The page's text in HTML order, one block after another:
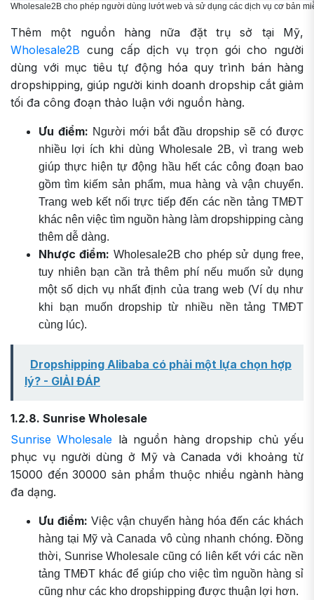
Wholesale2B cho phép người dùng lướt web và sử dụng các dịch vụ cơ bản
Thêm một nguồn hàng nữa đặt trụ sở tại Mỹ,
Wholesale2B cung cấp dịch vụ trọn gói cho người
dùng với mục tiêu tự động hóa quy trình bán hàng
dropshipping, giúp người kinh doanh dropship cắt giảm
tối đa công đoạn thảo luận với nguồn hàng.
Ưu điểm: Người mới bắt đầu dropship sẽ có được
nhiều lợi ích khi dùng Wholesale 2B, vì trang web
giúp thực hiện tự động hầu hết các công đoạn bao
gồm tìm kiếm sản phẩm, mua hàng và vận chuyển.
Trang web kết nối trực tiếp đến các nền tảng TMĐT
khác nên việc tìm nguồn hàng làm dropshipping càng
thêm dễ dàng.
Nhược điểm: Wholesale2B cho phép sử dụng free,
tuy nhiên bạn cần trả thêm phí nếu muốn sử dụng
một số dịch vụ nhất định của trang web (Ví dụ như
khi bạn muốn dropship từ nhiều nền tảng TMĐT
cùng lúc).
Dropshipping Alibaba có phải một lựa chọn hợp
lý? - GIẢI ĐÁP
1.2.8. Sunrise Wholesale
Sunrise Wholesale là nguồn hàng dropship chủ yếu
phục vụ người dùng ở Mỹ và Canada với khoảng từ
15000 đến 30000 sản phẩm thuộc nhiều ngành hàng
đa dạng.
Ưu điểm: Việc vận chuyển hàng hóa đến các khách
hàng tại Mỹ và Canada vô cùng nhanh chóng. Đồng
thời, Sunrise Wholesale cũng có liên kết với các nền
tảng TMĐT khác để giúp cho việc tìm nguồn hàng sỉ
cũng như các kho dropshipping được thuận lợi hơn.